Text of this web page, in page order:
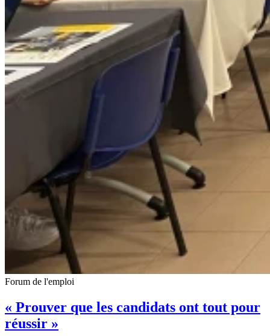
Forum de l'emploi
« Prouver que les candidats ont tout pour
réussir »